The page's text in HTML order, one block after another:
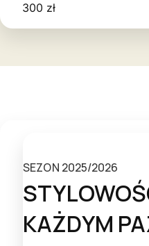
300 zł
SEZON 2025/2026
KAŻDYM